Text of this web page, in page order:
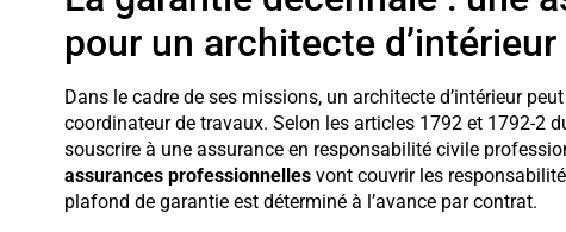
pour un architecte d’intérieur
Dans le cadre de ses missions, un architecte d’intérieur
coordinateur de travaux. Selon les articles 1792 et 1792-2
souscrire à une assurance en responsabilité civile
assurances professionnellesvont couvrir les
plafond de garantie est déterminé à l’avance par contrat.